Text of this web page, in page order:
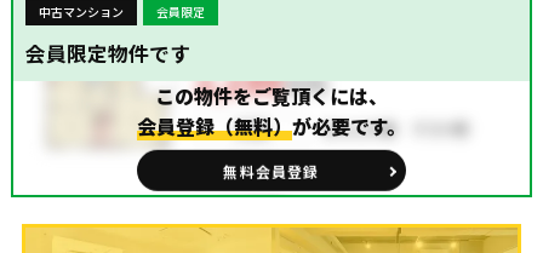
中古マンション 会員限定
会員限定物件です
この物件をご覧頂くには、
会員登録（無料）が必要です。
無料会員登録